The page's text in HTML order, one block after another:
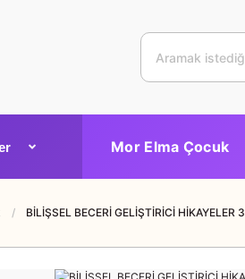
Mor Elma Çocuk
BİLİŞSEL BECERİ GELİŞTİRİCİ HİKAYELER 3